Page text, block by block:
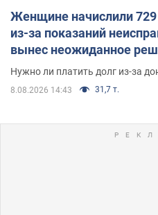
Женщине начислили 729
из-за показаний
вынес неожиданное
Нужно ли платить долг из-за
8.08.2026 14:43 31,7 т.